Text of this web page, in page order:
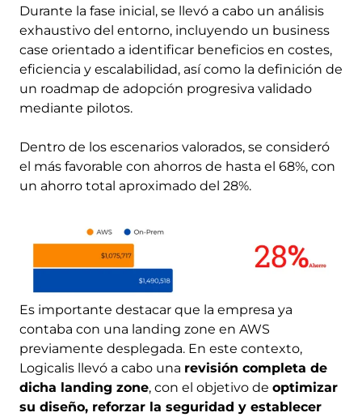
Durante la fase inicial, se llevó a cabo un análisis
exhaustivo del entorno, incluyendo un business
case orientado a identificar beneficios en costes,
eficiencia y escalabilidad, así como la definición de
un roadmap de adopción progresiva validado
mediante pilotos.
Dentro de los escenarios valorados, se consideró
el más favorable con ahorros de hasta el 68%, con
un ahorro total aproximado del 28%.
Es importante destacar que la empresa ya
contaba con una landing zone en AWS
previamente desplegada. En este contexto,
Logicalis llevó a cabo una revisión completa de
dicha landing zone, con el objetivo de optimizar
su diseño, reforzar la seguridad y establecer